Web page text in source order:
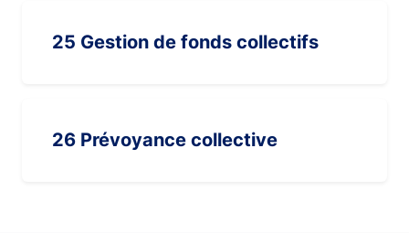
25 Gestion de fonds collectifs
26 Prévoyance collective